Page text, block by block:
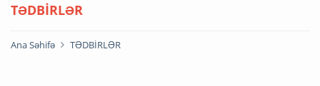
TƏDBİRLƏR
Ana Səhifə TƏDBİRLƏR